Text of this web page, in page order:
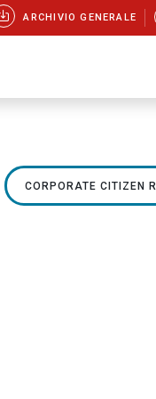
ARCHIVIO GENERALE
CORPORATE CITIZEN